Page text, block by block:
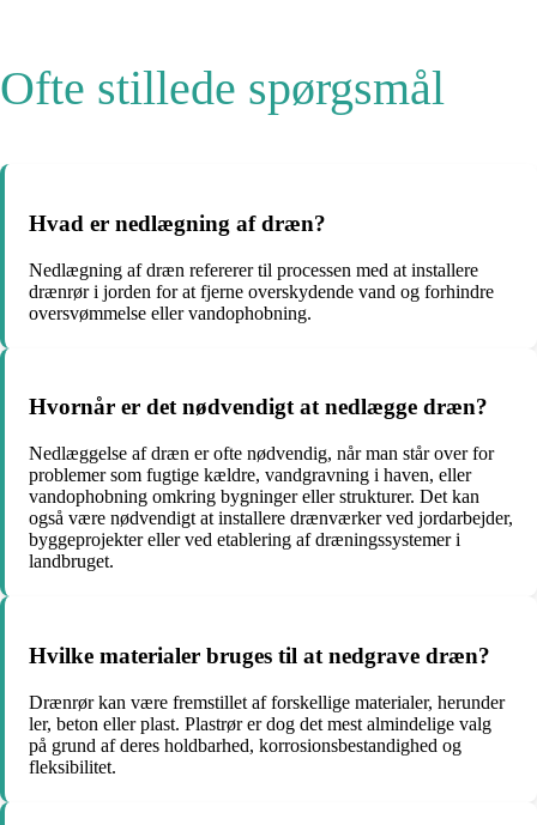
Ofte stillede spørgsmål
Hvad er nedlægning af dræn?
Nedlægning af dræn refererer til processen med at installere
drænrør i jorden for at fjerne overskydende vand og forhindre
oversvømmelse eller vandophobning.
Hvornår er det nødvendigt at nedlægge dræn?
Nedlæggelse af dræn er ofte nødvendig, når man står over for
problemer som fugtige kældre, vandgravning i haven, eller
vandophobning omkring bygninger eller strukturer. Det kan
også være nødvendigt at installere drænværker ved jordarbejder,
byggeprojekter eller ved etablering af dræningssystemer i
landbruget.
Hvilke materialer bruges til at nedgrave dræn?
Drænrør kan være fremstillet af forskellige materialer, herunder
ler, beton eller plast. Plastrør er dog det mest almindelige valg
på grund af deres holdbarhed, korrosionsbestandighed og
fleksibilitet.